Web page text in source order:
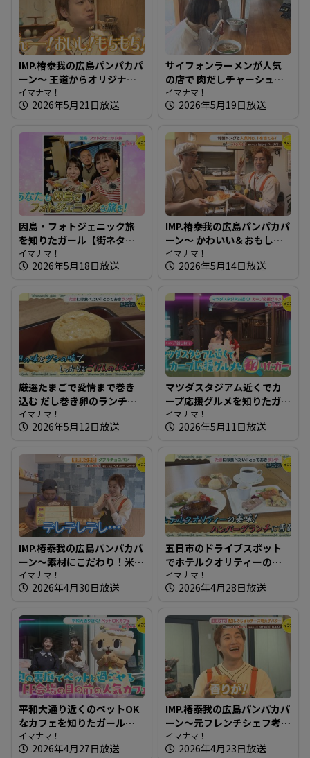
IMP.椿泰我の広島パンパカパ
ーン～ 王道からオリジナル
まで！老若男女が楽しめる
パン屋さんへ
イマナマ！
2026年5月21日放送
サイフォンラーメンが人気
の店で 肉だしチャーシュー
めん～大重食堂【たまには
そとランチ】
イマナマ！
2026年5月19日放送
因島・フォトジェニック旅
を知りたガール【街ネタ！
知りたガール】
イマナマ！
2026年5月18日放送
IMP.椿泰我の広島パンパカパ
ーン～ かわいい＆おもしろ
いパン！ 四季折々の味も楽
しめるお店
イマナマ！
2026年5月14日放送
厳選たまごで愛情まで巻き
込む だし巻き卵のランチ～
たちまち食堂【たまにはそ
とランチ】
イマナマ！
2026年5月12日放送
マツダスタジアム近くでカ
ープ応援グルメを知りたガ
ール【街ネタ！知りたガー
ル】
イマナマ！
2026年5月11日放送
IMP.椿泰我の広島パンパカパ
ーン～素材にこだわり！米
粉パンを作る体にいいパン
屋さん
イマナマ！
2026年4月30日放送
五日市のドライブスポット
でホテルクオリティーのハ
ンバーグ～いろはビレッジ
【たまにはそとランチ】
イマナマ！
2026年4月28日放送
平和大通り近くのペットOK
なカフェを知りたガール
【街ネタ！知りたガール】
イマナマ！
2026年4月27日放送
IMP.椿泰我の広島パンパカパ
ーン～元フレンチシェフ考
案！薔薇酵母使用のパン屋
さん
イマナマ！
2026年4月23日放送